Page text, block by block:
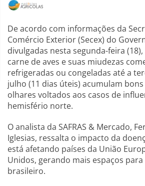
De acordo com informações da
Comércio Exterior (Secex) do
divulgadas nesta segunda-feira
carne de aves e suas miudezas
refrigeradas ou congeladas até a
julho (11 dias úteis) acumulam
olhares voltados aos casos de
hemisfério norte.
O analista da SAFRAS & Mercado,
Iglesias, ressalta o impacto da
está afetando países da União
Unidos, gerando mais espaços
brasileiro.